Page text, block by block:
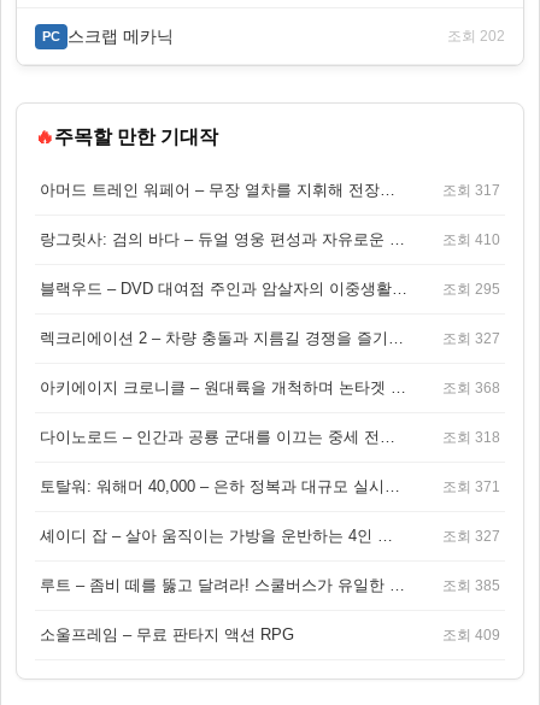
PC 스크랩 메카닉 조회 202
🔥주목할 만한 기대작
아머드 트레인 워페어 – 무장 열차를 지휘해 전장을 돌파하는 생존 전투 게임 조회 317
랑그릿사: 검의 바다 – 듀얼 영웅 편성과 자유로운 탐험을 결합한 판타지 전략 RPG 조회 410
블랙우드 – DVD 대여점 주인과 암살자의 이중생활을 그린 3인칭 액션 스릴러 게임 조회 295
렉크리에이션 2 – 차량 충돌과 지름길 경쟁을 즐기는 오픈월드 아케이드 레이싱 게임 조회 327
아키에이지 크로니클 – 원대륙을 개척하며 논타겟 전투를 즐기는 오픈월드 MMORPG 조회 368
다이노로드 – 인간과 공룡 군대를 이끄는 중세 전략 액션 RPG 조회 318
토탈워: 워해머 40,000 – 은하 정복과 대규모 실시간 전투가 결합된 전략 게임! 조회 371
셰이디 잡 – 살아 움직이는 가방을 운반하는 4인 협동 물리 어드벤처 게임 조회 327
루트 – 좀비 떼를 뚫고 달려라! 스쿨버스가 유일한 집이 되는 4인 협동 생존 게임 조회 385
소울프레임 – 무료 판타지 액션 RPG 조회 409